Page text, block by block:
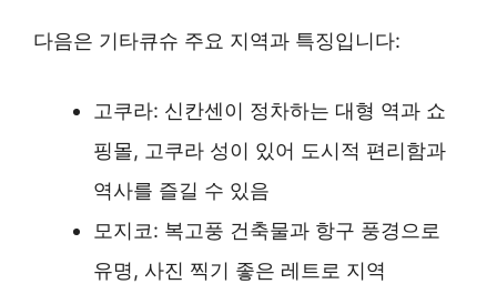
다음은 기타큐슈 주요 지역과 특징입니다:
고쿠라: 신칸센이 정차하는 대형 역과 쇼
핑몰, 고쿠라 성이 있어 도시적 편리함과
역사를 즐길 수 있음
모지코: 복고풍 건축물과 항구 풍경으로
유명, 사진 찍기 좋은 레트로 지역